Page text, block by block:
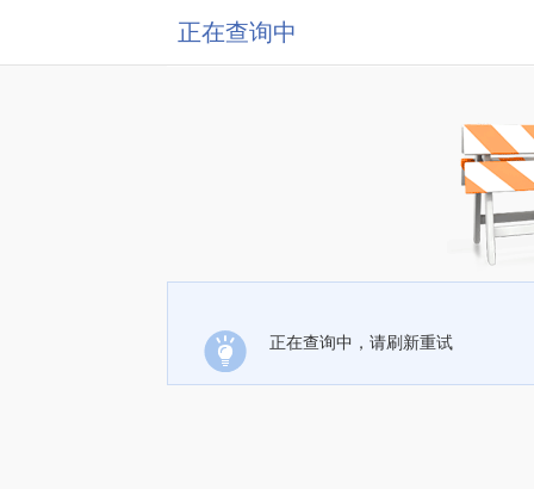
正在查询中
正在查询中，请刷新重试